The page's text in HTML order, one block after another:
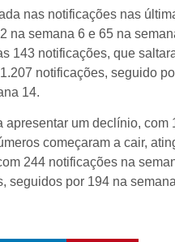
nas notificações nas
na semana 6 e 65 na
143 notificações, que
notificações, seguido
14.
um declínio,
começaram a cair,
244 notificações na
seguidos por 194 na